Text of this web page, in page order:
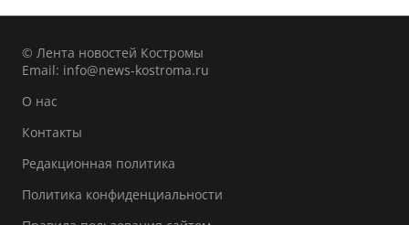
© Лента новостей Костромы
Email: info@news-kostroma.ru
О нас
Контакты
Редакционная политика
Политика конфиденциальности